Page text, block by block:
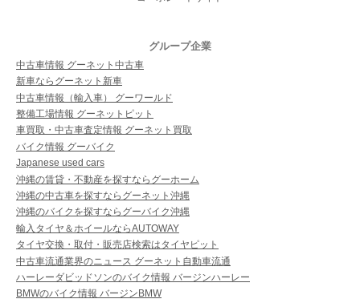
グループ企業
中古車情報 グーネット中古車
新車ならグーネット新車
中古車情報（輸入車） グーワールド
整備工場情報 グーネットピット
車買取・中古車査定情報 グーネット買取
バイク情報 グーバイク
Japanese used cars
沖縄の賃貸・不動産を探すならグーホーム
沖縄の中古車を探すならグーネット沖縄
沖縄のバイクを探すならグーバイク沖縄
輸入タイヤ＆ホイールならAUTOWAY
タイヤ交換・取付・販売店検索はタイヤピット
中古車流通業界のニュース グーネット自動車流通
ハーレーダビッドソンのバイク情報 バージンハーレー
BMWのバイク情報 バージンBMW